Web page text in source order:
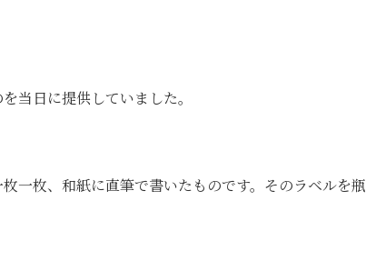
当日に提供していました。
一枚、和紙に直筆で書いたものです。そのラベルを瓶